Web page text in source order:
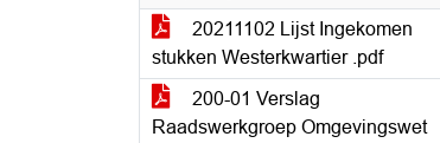
20211102 Lijst Ingekomen
stukken Westerkwartier .pdf
200-01 Verslag
Raadswerkgroep Omgevingswet